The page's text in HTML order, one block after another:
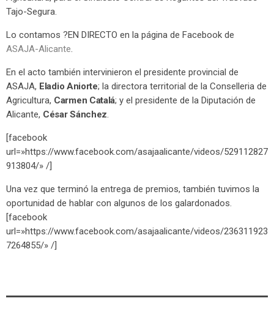
Tajo-Segura.
Lo contamos ?EN DIRECTO en la página de Facebook de
ASAJA-Alicante
En el acto también intervinieron el presidente provincial de
ASAJA, Eladio Aniorte; la directora territorial de la Conselleria de
Agricultura, Carmen Catalá; y el presidente de la Diputación de
Alicante, César Sánchez
[facebook
url=»https://www.facebook.com/asajaalicante/videos/529112827
913804/» /]
Una vez que terminó la entrega de premios, también tuvimos la
oportunidad de hablar con algunos de los galardonados.
[facebook
url=»https://www.facebook.com/asajaalicante/videos/236311923
7264855/» /]